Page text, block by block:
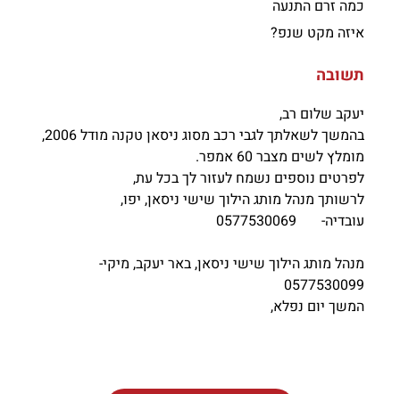
כמה זרם התנעה
איזה מקט שנפ?
תשובה
יעקב שלום רב,
בהמשך לשאלתך לגבי רכב מסוג ניסאן טקנה מודל 2006,
מומלץ לשים מצבר 60 אמפר.
לפרטים נוספים נשמח לעזור לך בכל עת,
לרשותך מנהל מותג הילוך שישי ניסאן, יפו,
עובדיה- 0577530069
מנהל מותג הילוך שישי ניסאן, באר יעקב, מיקי-
0577530099
המשך יום נפלא,